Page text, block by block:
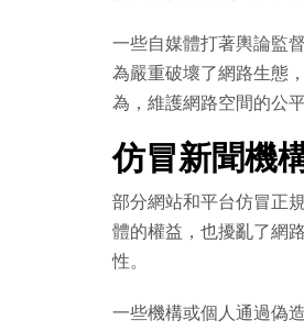
一些自媒體打著輿論監
為嚴重破壞了網路生態
為，維護網路空間的公平
仿冒新聞機
部分網站和平台仿冒正
體的權益，也擾亂了網
性。
一些機構或個人通過偽